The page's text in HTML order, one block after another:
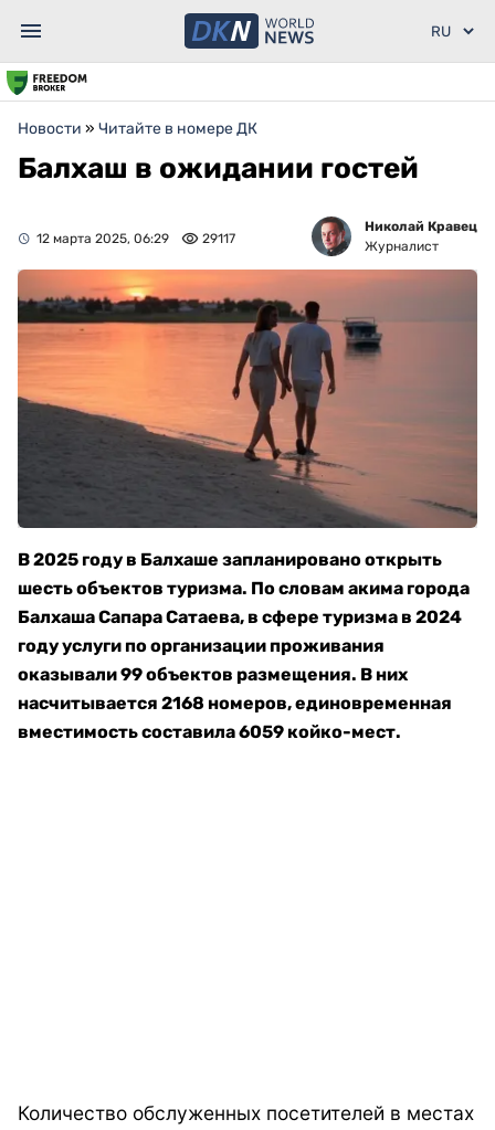
Новости » Читайте в номере ДК
Балхаш в ожидании гостей
12 марта 2025, 06:29 29117
Николай Кравец
Журналист
В 2025 году в Балхаше запланировано открыть
шесть объектов туризма. По словам акима города
Балхаша Сапара Сатаева, в сфере туризма в 2024
году услуги по организации проживания
оказывали 99 объектов размещения. В них
насчитывается 2168 номеров, единовременная
вместимость составила 6059 койко-мест.
Количество обслуженных посетителей в местах